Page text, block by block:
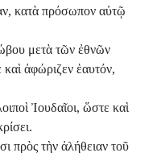
κατὰ πρόσωπον αὐτῷ
μετὰ τῶν ἐθνῶν
ἀφώριζεν ἑαυτόν,
Ἰουδαῖοι, ὥστε καὶ
πρὸς τὴν ἀλήθειαν τοῦ